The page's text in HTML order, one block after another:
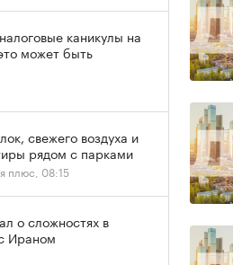
каникулы на
может быть
свежего воздуха и
рядом с парками
плюс, 08:15
о сложностях в
Ираном